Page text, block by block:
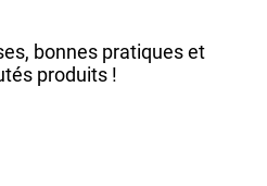
bonnes pratiques et
produits !